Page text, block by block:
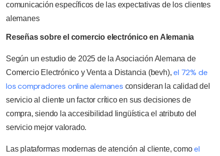
comunicación específicos de las expectativas de los clientes
alemanes
Reseñas sobre el comercio electrónico en Alemania
Según un estudio de 2025 de la Asociación Alemana de
Comercio Electrónico y Venta a Distancia (bevh),el 72% de
los compradores online alemanes consideran la calidad del
servicio al cliente un factor crítico en sus decisiones de
compra, siendo la accesibilidad lingüística el atributo del
servicio mejor valorado.
Las plataformas modernas de atención al cliente, comoel